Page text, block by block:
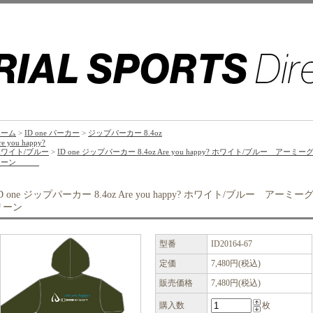
ム > ID one パーカー > ジップパーカー 8.4oz
you happy?
イト/ブルー > ID one ジップパーカー 8.4oz Are you happy? ホワイト/ブルー アーミーグ
ーン
one ジップパーカー 8.4oz Are you happy? ホワイト/ブルー アーミーグ
ーン
型番
ID20164-67
定価
7,480円(税込)
販売価格
7,480円(税込)
購入数 枚